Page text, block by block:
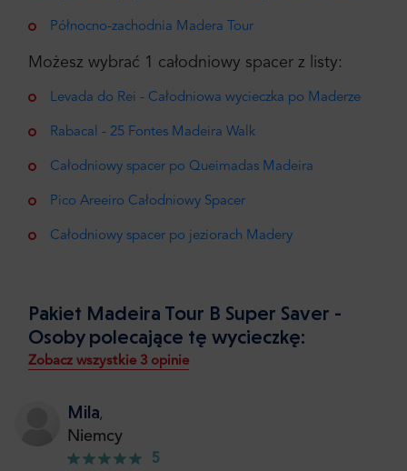
Północno-zachodnia Madera Tour
Możesz wybrać 1 całodniowy spacer z listy:
Levada do Rei - Całodniowa wycieczka po Maderze
Rabacal - 25 Fontes Madeira Walk
Całodniowy spacer po Queimadas Madeira
Pico Areeiro Całodniowy Spacer
Całodniowy spacer po jeziorach Madery
Pakiet Madeira Tour B Super Saver -
Osoby polecające tę wycieczkę:
Zobacz wszystkie 3 opinie
Mila,
Niemcy
5